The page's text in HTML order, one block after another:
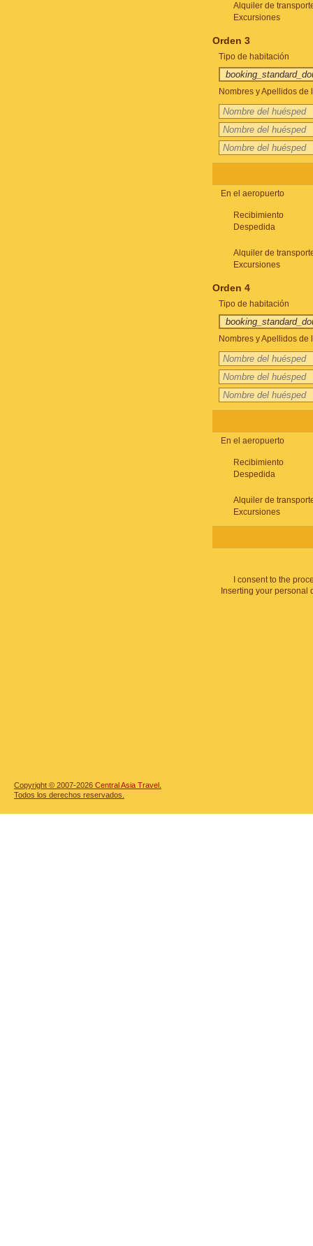
Alquiler de
Excursiones
Orden 3
Tipo de habitación
Nombres y Apellidos
En el aeropuerto
Recibimiento
Despedida
Alquiler de
Excursiones
Orden 4
Tipo de habitación
Nombres y Apellidos
En el aeropuerto
Recibimiento
Despedida
Alquiler de
Excursiones
I consent to the
Inserting your personal
Copyright © 2007-2026 Central Asia Travel.
Todos los derechos reservados.